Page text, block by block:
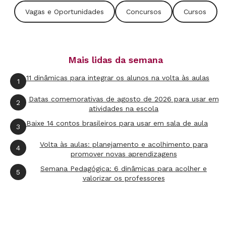
remuneração oferecida é no valor de R$ 1.473,53
para jornadas de 20 horas semanais de
Os interessados podem realizar sua inscrição
nosite da empresa responsávelaté a próxima
segunda-feira, 13 de agosto. O valor da taxa de
inscrição é de R$ 70. A seleção dos inscritos
será feita por meio de prova objetiva e
discursiva. Para mais detalhes, confira o
completo
Não foi dessa vez?Clique aqui para ver mais
Vagas e Oportunidades Concursos Cursos
Mais lidas da semana
1 11 dinâmicas para integrar os alunos na volta às aulas
2
Datas comemorativas de agosto de 2026 para usar em
atividades na escola
3 Baixe 14 contos brasileiros para usar em sala de aula
4
Volta às aulas: planejamento e acolhimento para
promover novas aprendizagens
5
Semana Pedagógica: 6 dinâmicas para acolher e
valorizar os professores